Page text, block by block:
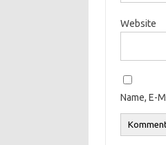
Website
Name, E-